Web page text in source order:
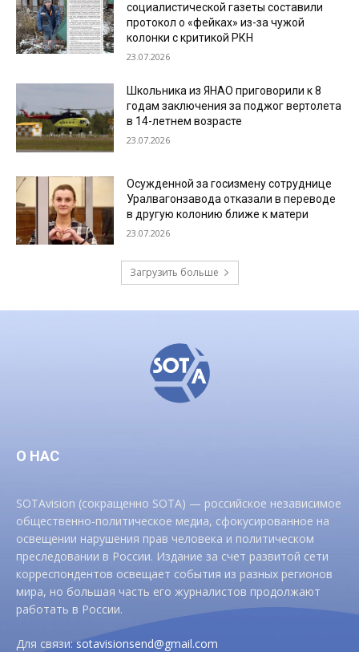
социалистической газеты составили
протокол о «фейках» из-за чужой
колонки с критикой РКН
23.07.2026
Школьника из ЯНАО приговорили к 8
годам заключения за поджог вертолета
в 14-летнем возрасте
23.07.2026
Осужденной за госизмену сотруднице
Уралвагонзавода отказали в переводе
в другую колонию ближе к матери
23.07.2026
Загрузить больше
О НАС
SOTAvision (сокращенно SOTA) — российское независимое
общественно-политическое медиа, сфокусированное на
освещении нарушения прав человека и политическом
преследовании в России. Издание за счет развитой сети
корреспондентов освещает события из разных регионов
мира, но большая часть его журналистов продолжают
работать в России.
Для связи:sotavisionsend@gmail.com